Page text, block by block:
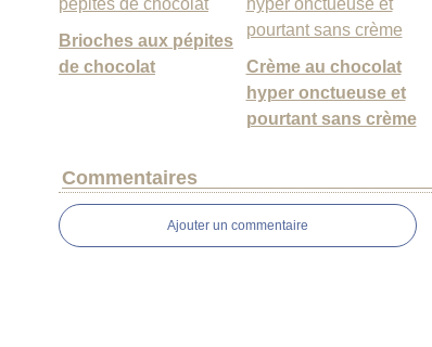
Brioches aux pépites
de chocolat
Crème au chocolat
hyper onctueuse et
pourtant sans crème
Commentaires
Ajouter un commentaire